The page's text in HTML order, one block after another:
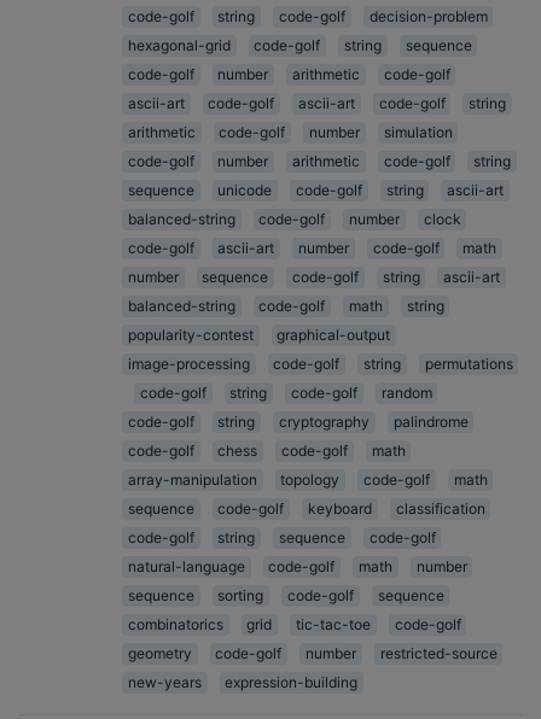
code-golf string code-golf
decision-problem
hexagonal-grid
code-golf string
sequence
code-golf
number arithmetic
code-golf
ascii-art
code-golf ascii-art code-golf
string
arithmetic
code-golf number
simulation
code-golf
number arithmetic code-golf
string
sequence
unicode code-golf string
ascii-art
balanced-string
code-golf number
clock
code-golf
ascii-art number code-golf
math
number
sequence code-golf string
ascii-art
balanced-string
code-golf math
string
popularity-contest
graphical-output
image-processing
code-golf string
permutations
code-golf
string code-golf
random
code-golf
string cryptography
palindrome
code-golf
chess code-golf
math
array-manipulation
topology code-golf
math
sequence
code-golf keyboard
classification
code-golf
string sequence
code-golf
natural-language
code-golf math
number
sequence
sorting code-golf
sequence
combinatorics
grid tic-tac-toe
code-golf
geometry
code-golf number
restricted-source
new-years
expression-building